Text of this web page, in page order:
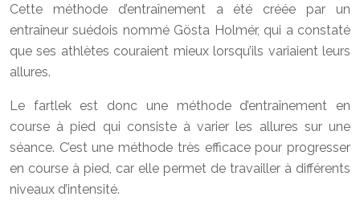
Cette méthode d’entraînement a été créée par un
entraîneur suédois nommé Gösta Holmér, qui a constaté
que ses athlètes couraient mieux lorsqu’ils variaient leurs
allures.
Le fartlek est donc une méthode d’entraînement en
course à pied qui consiste à varier les allures sur une
séance. C’est une méthode très efficace pour progresser
en course à pied, car elle permet de travailler à différents
niveaux d’intensité.